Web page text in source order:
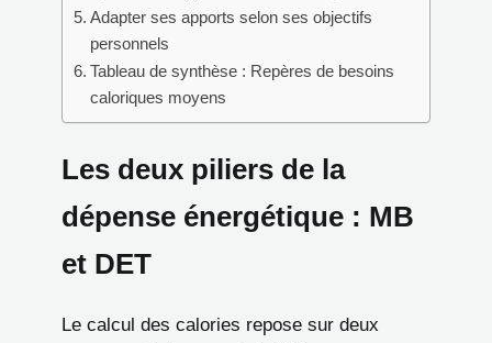
Adapter ses apports selon ses objectifs
personnels
Tableau de synthèse : Repères de besoins
caloriques moyens
Les deux piliers de la
dépense énergétique : MB
et DET
Le calcul des calories repose sur deux